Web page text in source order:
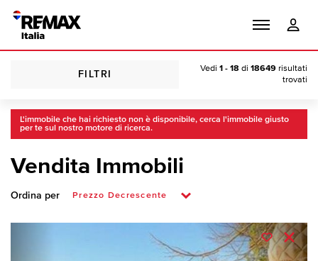
FILTRI
Vedi 1 - 18 di 18649 risultati
trovati
L'immobile che hai richiesto non è disponibile, cerca l'immobile giusto
per te sul nostro motore di ricerca.
Vendita Immobili
Ordina per